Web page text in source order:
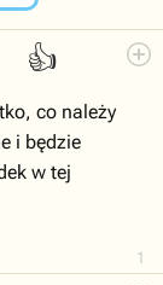
👍
1
co należy
i będzie
w tej